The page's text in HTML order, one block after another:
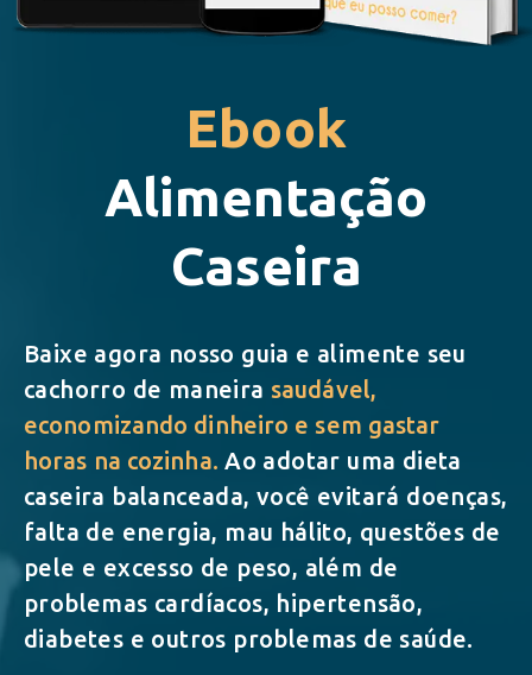
Ebook
Alimentação
Caseira
Baixe agora nosso guia e alimente seu
cachorro de maneira saudável,
economizando dinheiro e sem gastar
horas na cozinha. Ao adotar uma dieta
caseira balanceada, você evitará doenças,
falta de energia, mau hálito, questões de
pele e excesso de peso, além de
problemas cardíacos, hipertensão,
diabetes e outros problemas de saúde.